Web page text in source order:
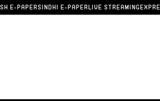
E-PAPERSINDHI E-PAPERLIVE STREAMING